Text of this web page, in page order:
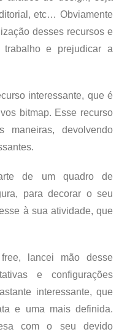
etc… Obviamente
desses recursos e
trabalho e prejudicar a
interessante, que é
bitmap. Esse recurso
maneiras, devolvendo
de um quadro de
para decorar o seu
à sua atividade, que
lancei mão desse
e configurações
interessante, que
e uma mais definida.
com o seu devido